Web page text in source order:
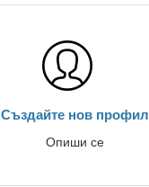
Създайте нов профил
Опиши се